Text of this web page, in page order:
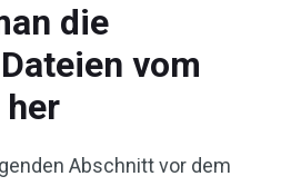
die
vom
her
Abschnitt vor dem